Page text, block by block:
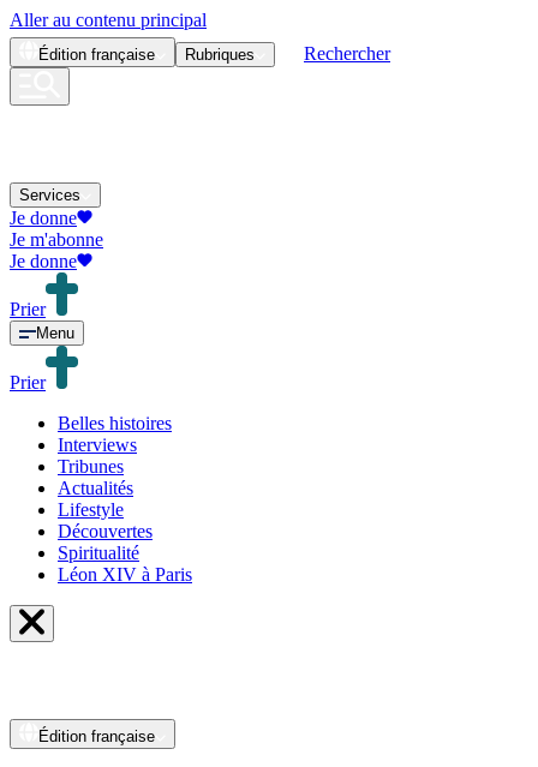
Aller au contenu principal
Édition française Rubriques Rechercher
Services
Je donne
Je m'abonne
Je donne
Prier
Menu
Prier
Belles histoires
Interviews
Tribunes
Actualités
Lifestyle
Découvertes
Spiritualité
Léon XIV à Paris
Édition française